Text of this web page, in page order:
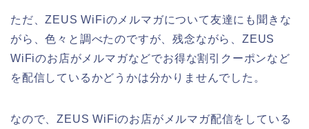
ただ、ZEUS WiFiのメルマガについて友達にも聞きな
がら、色々と調べたのですが、残念ながら、ZEUS
WiFiのお店がメルマガなどでお得な割引クーポンなど
を配信しているかどうかは分かりませんでした。
なので、ZEUS WiFiのお店がメルマガ配信をしている